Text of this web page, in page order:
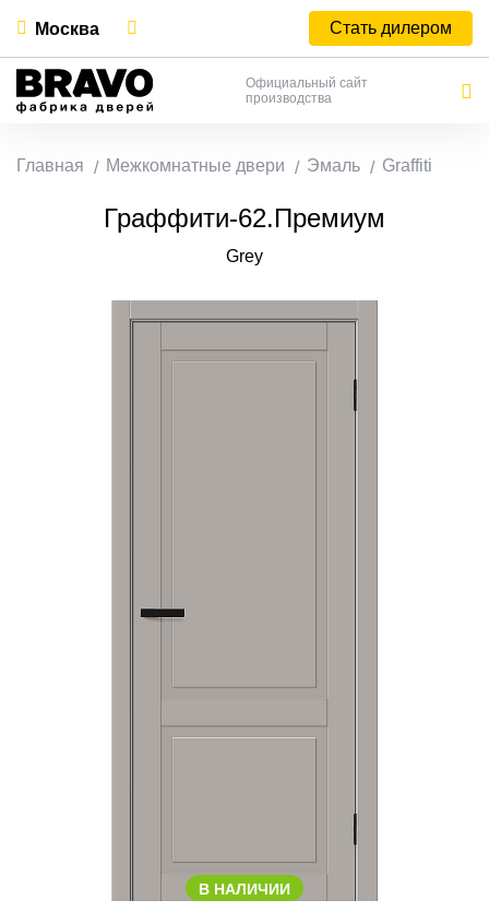
Москва Стать дилером
Официальный сайт
производства
Главная Межкомнатные двери Эмаль Graffiti
Граффити-62.Премиум
Grey
В НАЛИЧИИ